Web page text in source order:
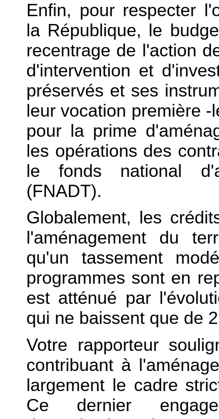
Enfin, pour respecter
la République, le
recentrage de l'action
d'intervention et
préservés et ses
leur vocation première
pour la prime
les opérations des
le fonds national
(FNADT).
Globalement, les
l'aménagement du
qu'un tassement
programmes sont en
est atténué par
qui ne baissent que de
Votre rapporteur
contribuant à
largement le cadre
Ce dernier